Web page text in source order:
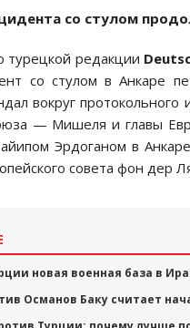
со стулом
турецкой редакции
со стулом в Анкаре
вокруг
— Мишеля и главы
Эрдоганом в
совета фон дер
новая военная база в
Османов Баку считает